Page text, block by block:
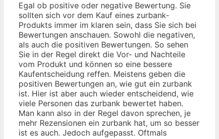
Egal ob positive oder negative Bewertung. Sie
sollten sich vor dem Kauf eines zurbank-
Produkts immer im klaren sein, dass Sie sich bei
Bewertungen anschauen. Sowohl die negativen,
als auch die positiven Bewertungen. So sehen
Sie in der Regel direkt die Vor- und Nachteile
vom Produkt und können so eine bessere
Kaufentscheidung reffen. Meistens geben die
positiven Bewertungen an, wie gut ein zurbank
ist. Hier ist aber auch wieder entscheidend, wie
viele Personen das zurbank bewertet haben.
Man kann also in der Regel davon sprechen, je
mehr Rezensionen ein zurbank hat, um so besser
ist es auch. Jedoch aufgepasst. Oftmals